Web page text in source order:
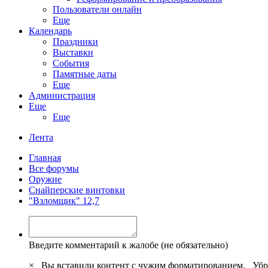
Пользователи онлайн
Еще
Календарь
Праздники
Выставки
События
Памятные даты
Еще
Администрация
Еще
Еще
Лента
Главная
Все форумы
Оружие
Снайперские винтовки
"Взломщик" 12,7
Введите комментарий к жалобе (не обязательно)
×
Вы вставили контент с чужим форматированием.